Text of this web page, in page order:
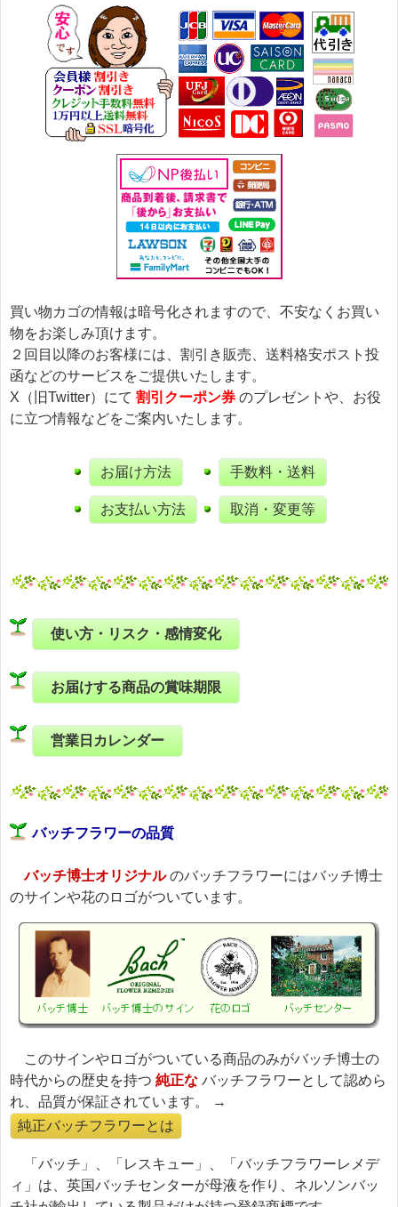
買い物カゴの情報は暗号化されますので、不安なくお買い
物をお楽しみ頂けます。
２回目以降のお客様には、割引き販売、送料格安ポスト投
函などのサービスをご提供いたします。
X（旧Twitter）にて 割引クーポン券 のプレゼントや、お役
に立つ情報などをご案内いたします。
お届け方法
お支払い方法
手数料・送料
取消・変更等
使い方・リスク・感情変化
お届けする商品の賞味期限
営業日カレンダー
バッチフラワーの品質
バッチ博士オリジナルのバッチフラワーにはバッチ博士
のサインや花のロゴがついています。
このサインやロゴがついている商品のみがバッチ博士の
時代からの歴史を持つ 純正な バッチフラワーとして認めら
れ、品質が保証されています。 →
純正バッチフラワーとは
「バッチ」、「レスキュー」、「バッチフラワーレメデ
ィ」は、英国バッチセンターが母液を作り、ネルソンバッ